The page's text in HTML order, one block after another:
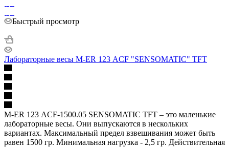
Быстрый просмотр
Лабораторные весы M-ER 123 АCF "SENSOMATIC" TFT
M-ER 123 АCF-1500.05 SENSOMATIC TFT – это маленькие
лабораторные весы. Они выпускаются в нескольких
вариантах. Максимальный предел взвешивания может быть
равен 1500 гр. Минимальная нагрузка - 2,5 гр. Действительная